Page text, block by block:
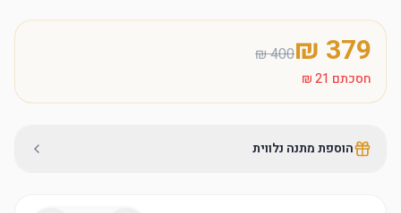
חסכתם
הוספת מתנה נלווית